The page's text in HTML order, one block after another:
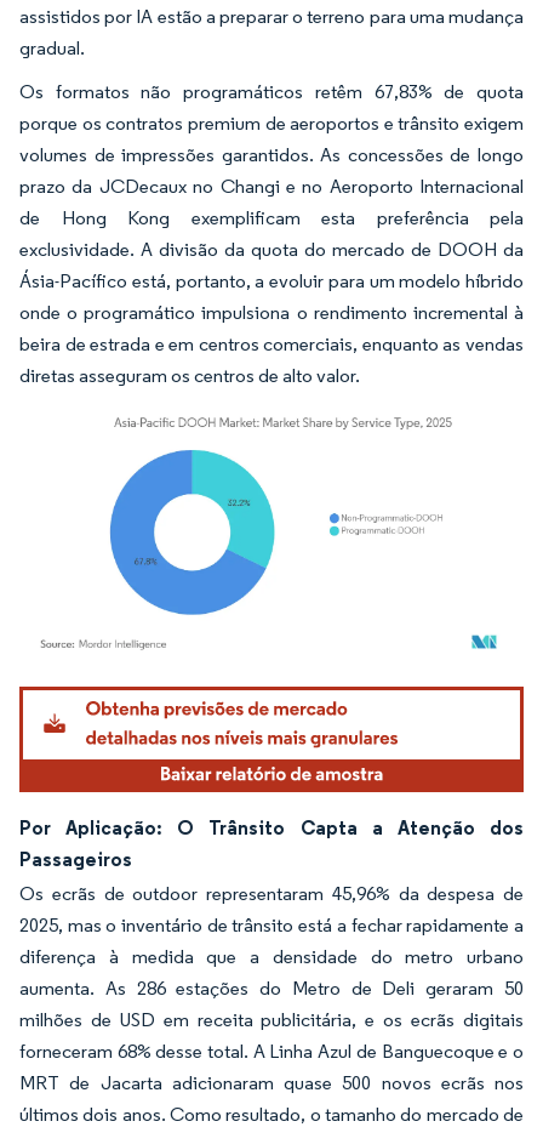
assistidos por IA estão a preparar o terreno para uma mudança
gradual.
Os formatos não programáticos retêm 67,83% de quota
porque os contratos premium de aeroportos e trânsito exigem
volumes de impressões garantidos. As concessões de longo
prazo da JCDecaux no Changi e no Aeroporto Internacional
de Hong Kong exemplificam esta preferência pela
exclusividade. A divisão da quota do mercado de DOOH da
Ásia-Pacífico está, portanto, a evoluir para um modelo híbrido
onde o programático impulsiona o rendimento incremental à
beira de estrada e em centros comerciais, enquanto as vendas
diretas asseguram os centros de alto valor.
Imagem © Mordor Intelligence. O reuso requer atribuição conforme CC BY 4.0.
Por Aplicação: O Trânsito Capta a Atenção dos
Passageiros
Os ecrãs de outdoor representaram 45,96% da despesa de
2025, mas o inventário de trânsito está a fechar rapidamente a
diferença à medida que a densidade do metro urbano
aumenta. As 286 estações do Metro de Deli geraram 50
milhões de USD em receita publicitária, e os ecrãs digitais
forneceram 68% desse total. A Linha Azul de Banguecoque e o
MRT de Jacarta adicionaram quase 500 novos ecrãs nos
últimos dois anos. Como resultado, o tamanho do mercado de